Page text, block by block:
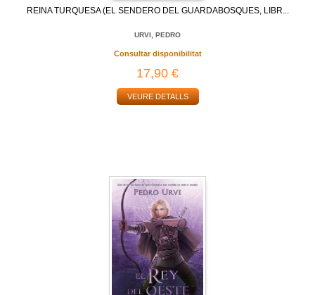
REINA TURQUESA (EL SENDERO DEL GUARDABOSQUES, LIBR...
URVI, PEDRO
Consultar disponibilitat
17,90 €
VEURE DETALLS